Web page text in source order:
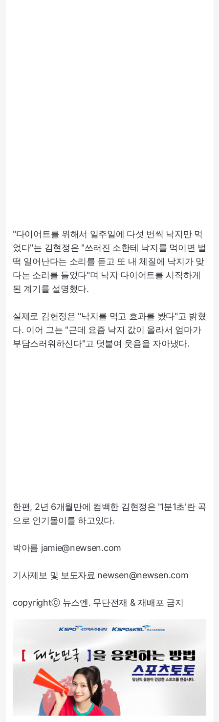
"다이어트를 위해서 일주일에 다섯 번씩 낙지만 먹
었다"는 김현정은 "쓰러진 소한테 낙지를 먹이면 벌
떡 일어난다는 소리를 듣고 또 내 체질에 낙지가 맞
다는 소리를 들었다"며 낙지 다이어트를 시작하게
된 계기를 설명했다.
실제로 김현정은 "낙지를 먹고 효과를 봤다"고 밝혔
다. 이어 그는 "근데 요즘 낙지 값이 올라서 엄마가
부담스러워하신다"고 덧붙여 웃음을 자아냈다.
한편, 2년 6개월만에 컴백한 김현정은 '1분1초'란 곡
으로 인기몰이를 하고있다.
박아름 jamie@newsen.com
기사제보 및 보도자료 newsen@newsen.com
copyrightⓒ 뉴스엔. 무단전재 & 재배포 금지